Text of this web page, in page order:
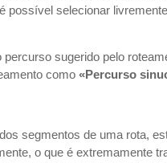
possível selecionar
sugerido pelo
como«Percurso
segmentos de uma rota,
o que é extremamente